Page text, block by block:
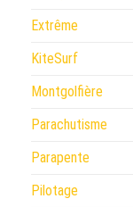
Extrême
KiteSurf
Montgolfière
Parachutisme
Parapente
Pilotage